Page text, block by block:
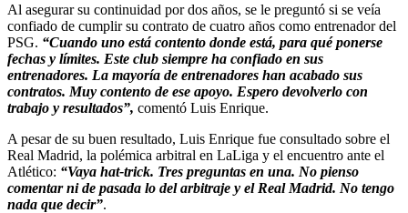
Al asegurar su continuidad por dos años, se le preguntó si se veía
confiado de cumplir su contrato de cuatro años como entrenador del
PSG. “Cuando uno está contento donde está, para qué ponerse
fechas y límites. Este club siempre ha confiado en sus
entrenadores. La mayoría de entrenadores han acabado sus
contratos. Muy contento de ese apoyo. Espero devolverlo con
trabajo y resultados”, comentó Luis Enrique.
A pesar de su buen resultado, Luis Enrique fue consultado sobre el
Real Madrid, la polémica arbitral en LaLiga y el encuentro ante el
Atlético: “Vaya hat-trick. Tres preguntas en una. No pienso
comentar ni de pasada lo del arbitraje y el Real Madrid. No tengo
nada que decir”.